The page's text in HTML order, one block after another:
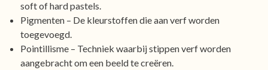
soft of hard pastels.
Pigmenten – De kleurstoffen die aan verf worden
toegevoegd.
Pointillisme – Techniek waarbij stippen verf worden
aangebracht om een beeld te creëren.